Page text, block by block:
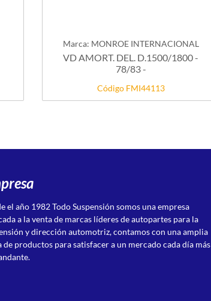
Marca: MONROE INTERNACIONAL
VD AMORT. DEL. D.1500/1800 -
78/83 -
Código FMI44113
el año 1982 Todo Suspensión somos una empresa
a la venta de marcas líderes de autopartes para la
y dirección automotriz, contamos con una amplia
de productos para satisfacer a un mercado cada día más